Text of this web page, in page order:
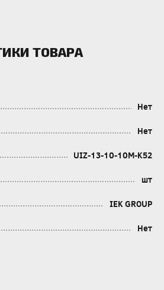
ТОВАРА
Нет
Нет
UIZ-13-10-10M-K52
шт
IEK GROUP
Нет